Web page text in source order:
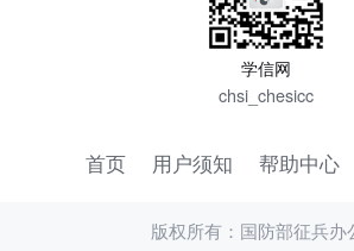
学信网
chsi_chesicc
首页 用户须知 帮助中心
版权所有：国防部征兵办